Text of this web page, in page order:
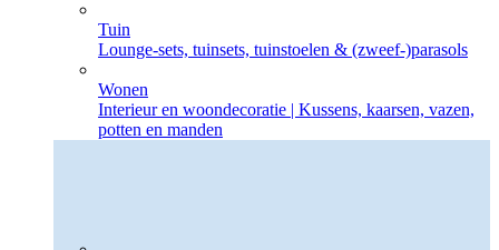
Tuin
Lounge-sets, tuinsets, tuinstoelen & (zweef-)parasols
Wonen
Interieur en woondecoratie | Kussens, kaarsen, vazen,
potten en manden